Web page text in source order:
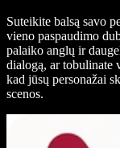
Suteikite balsą savo
vieno paspaudimo
palaiko anglų ir
dialogą, ar tobulinate
kad jūsų personažai
scenos.